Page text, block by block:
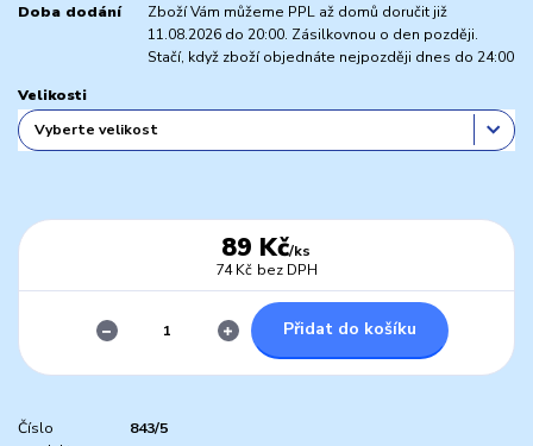
Doba dodání
Zboží Vám můžeme PPL až domů doručit již
11.08.2026 do 20:00. Zásilkovnou o den později.
Stačí, když zboží objednáte nejpozději dnes do 24:00
Velikosti
89 Kč/ks
74 Kč bez DPH
Přidat do košíku
Číslo
843/5